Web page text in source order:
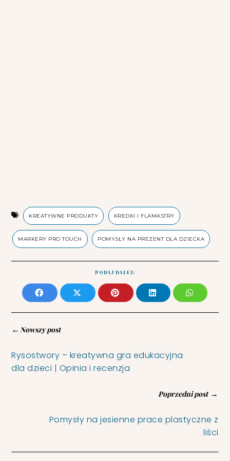
KREATYWNE PRODUKTY KREDKI I FLAMASTRY
MARKERY PRO TOUCH POMYSŁY NA PREZENT DLA DZIECKA
PODAJ DALEJ:
← Nowszy post
Rysostwory – kreatywna gra edukacyjna
dla dzieci | Opinia i recenzja
Poprzedni post→
Pomysły na jesienne prace plastyczne z
liści